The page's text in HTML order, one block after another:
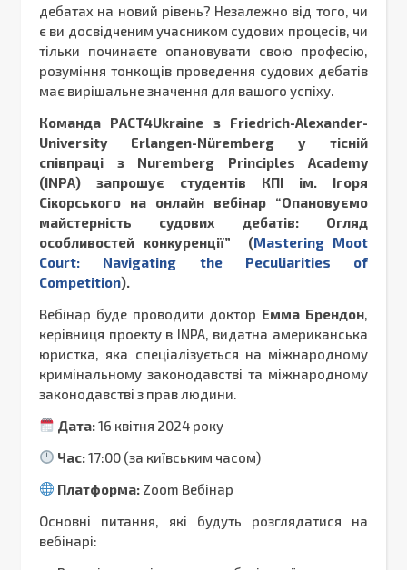
дебатах на новий рівень? Незалежно від того, чи
є ви досвідченим учасником судових процесів, чи
тільки починаєте опановувати свою професію,
розуміння тонкощів проведення судових дебатів
має вирішальне значення для вашого успіху.
Команда PACT4Ukraine з Friedrich-Alexander-
University Erlangen-Nüremberg у тісній
співпраці з Nuremberg Principles Academy
(INPA) запрошує студентів КПІ ім. Ігоря
Сікорського на онлайн вебінар “Опановуємо
майстерність судових дебатів: Огляд
особливостей конкуренції” (Mastering Moot
Court: Navigating the Peculiarities of
Competition).
Вебінар буде проводити доктор Емма Брендон,
керівниця проекту в INPA, видатна американська
юристка, яка спеціалізується на міжнародному
кримінальному законодавстві та міжнародному
законодавстві з прав людини.
Дата:16 квітня 2024 року
Час:17:00 (за київським часом)
Платформа: Zoom Вебінар
Основні питання, які будуть розглядатися на
вебінарі: